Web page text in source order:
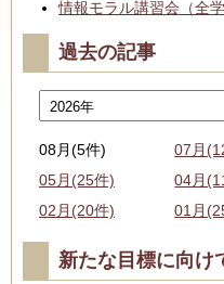
情報モラル講習会（全学
過去の記事
08月(5件) 07月
05月(25件)
04月
02月(20件)
01月
新たな目標に向け